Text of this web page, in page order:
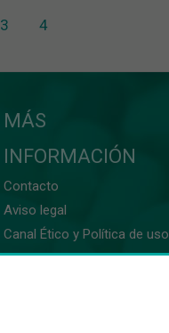
3 4
MÁS
INFORMACIÓN
Contacto
Aviso legal
Canal Ético y Política de uso